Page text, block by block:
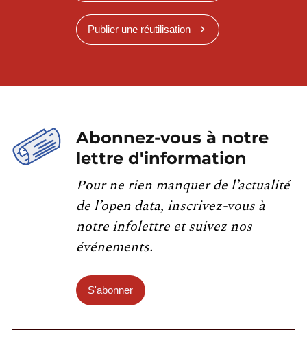
Publier une réutilisation
Abonnez-vous à notre
lettre d'information
Pour ne rien manquer de l’actualité
de l’open data, inscrivez-vous à
notre infolettre et suivez nos
événements.
S'abonner